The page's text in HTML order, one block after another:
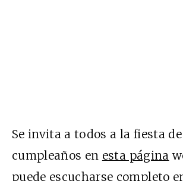
Se invita a todos a la fiesta de
cumpleaños en esta página
puede escucharse completo